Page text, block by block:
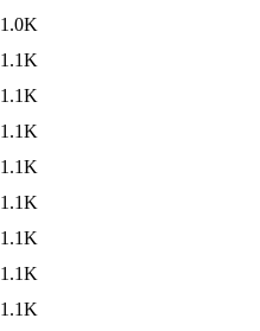
1.0K
1.1K
1.1K
1.1K
1.1K
1.1K
1.1K
1.1K
1.1K